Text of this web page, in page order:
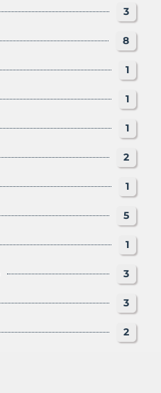
3
8
1
1
1
2
1
5
1
3
3
2